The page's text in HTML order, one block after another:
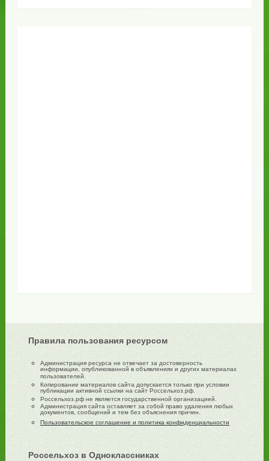
Правила пользования ресурсом
Администрация ресурса не отвечает за достоверность
информации, опубликованной в объявлениях и других материалах
пользователей.
Копирование материалов сайта допускается только при условии
публикации активной ссылки на сайт Россельхоз.рф.
Россельхоз.рф не является государственной организацией.
Администрация сайта оставляет за собой право удаления любых
документов, сообщений и тем без объяснения причин.
Пользовательское соглашение и политика конфиденциальности
Россельхоз в Одноклассниках